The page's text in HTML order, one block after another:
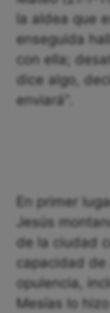
la aldea que
enseguida
con ella;
dice algo,
enviará".
En primer
Jesús
de la ciudad
capacidad de
opulencia,
Mesías lo